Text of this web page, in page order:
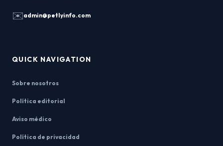
✉️admin@petlyinfo.com
QUICK NAVIGATION
Sobre nosotros
Política editorial
Aviso médico
Política de privacidad